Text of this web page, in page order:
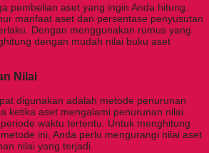
pembelian aset yang ingin Anda hitung.
manfaat aset dan persentase penyusutan
Dengan menggunakan rumus yang
dengan mudah nilai buku aset
Nilai
digunakan adalah metode penurunan
ketika aset mengalami penurunan nilai
waktu tertentu. Untuk menghitung
ini, Anda perlu mengurangi nilai aset
nilai yang terjadi.